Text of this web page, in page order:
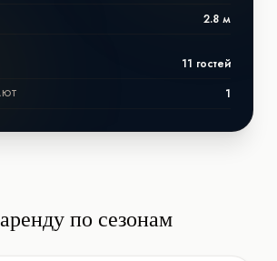
2.8 м
11 гостей
1
по сезонам